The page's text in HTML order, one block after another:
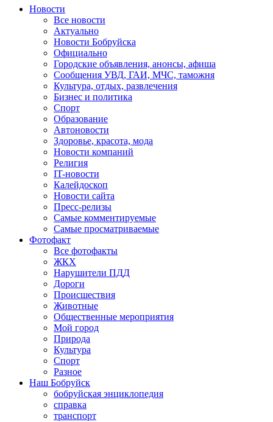
Новости
Все новости
Актуально
Новости Бобруйска
Официально
Городские объявления, анонсы, афиша
Сообщения УВД, ГАИ, МЧС, таможня
Культура, отдых, развлечения
Бизнес и политика
Спорт
Образование
Автоновости
Здоровье, красота, мода
Новости компаний
Религия
IT-новости
Калейдоскоп
Новости сайта
Пресс-релизы
Самые комментируемые
Самые просматриваемые
Фотофакт
Все фотофакты
ЖКХ
Нарушители ПДД
Дороги
Происшествия
Животные
Общественные мероприятия
Мой город
Природа
Культура
Спорт
Разное
Наш Бобруйск
бобруйская энциклопедия
справка
транспорт